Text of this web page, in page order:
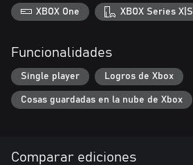
XBOX One XBOX Series X|S
Funcionalidades
Single player Logros de Xbox
Cosas guardadas en la nube de Xbox
Comparar ediciones